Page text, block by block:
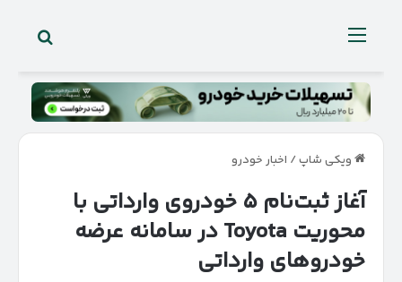
منو
ویکی شاپ/ اخبار خودرو
آغاز ثبت‌نام ۵ خودروی وارداتی با
محوریت Toyota در سامانه عرضه
خودروهای وارداتی